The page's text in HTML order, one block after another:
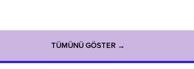
TÜMÜNÜ GÖSTER →